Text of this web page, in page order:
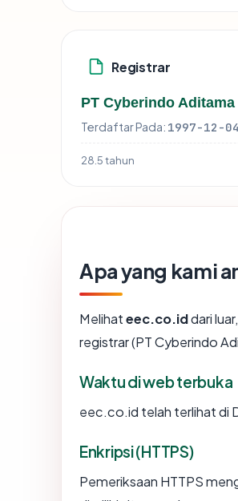
Registrar
PT Cyberindo Aditama
Terdaftar Pada: 1997-12-04
28.5 tahun
Apa yang kami
Melihateec.co.iddari
registrar (PT Cyberindo
Waktu di web terbuka
eec.co.id telah terlihat di
Enkripsi (HTTPS)
Pemeriksaan HTTPS